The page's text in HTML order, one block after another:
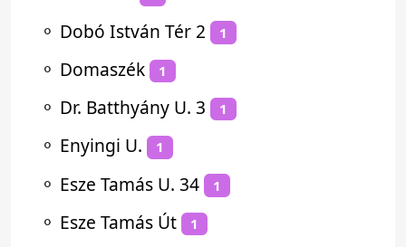
⚬ Dobó István Tér 2 1
⚬ Domaszék 1
⚬ Dr. Batthyány U. 3 1
⚬ Enyingi U. 1
⚬ Esze Tamás U. 34 1
⚬ Esze Tamás Út 1